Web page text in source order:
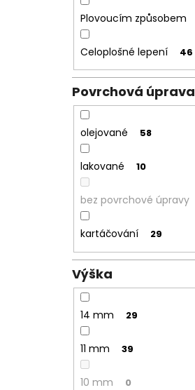
Plovoucím způsobem
Celoplošné lepení 46
Povrchová úprava
olejované 58
lakované 10
bez povrchové úpravy
kartáčování 29
Výška
14 mm 29
11 mm 39
10 mm 0